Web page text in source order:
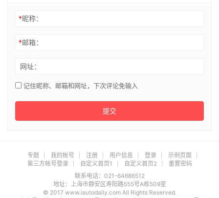
*昵称：
*邮箱：
网址：
记住昵称、邮箱和网址，下次评论免输入
提交
专题 我的帐号 注册 用户信息 登录
示例页面
第三方帐号登录
自定义首页1 自定义首页2
重置密码
联系电话：021-64686512
地址：上海市静安区寿阳路555号A栋509室
© 2017 www.iautodaily.com All Rights Reserved.